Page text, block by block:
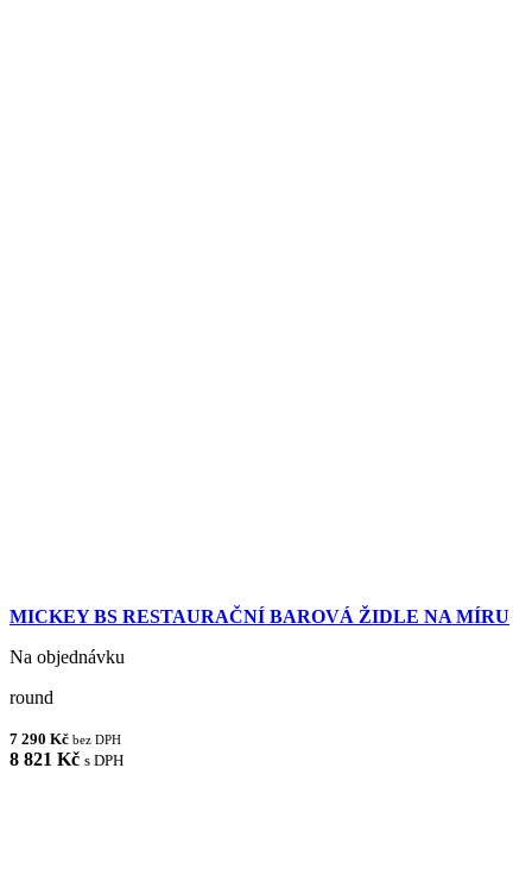
MICKEY BS RESTAURAČNÍ BAROVÁ ŽIDLE NA MÍRU
Na objednávku
round
7 290 Kč bez DPH
8 821 Kč s DPH